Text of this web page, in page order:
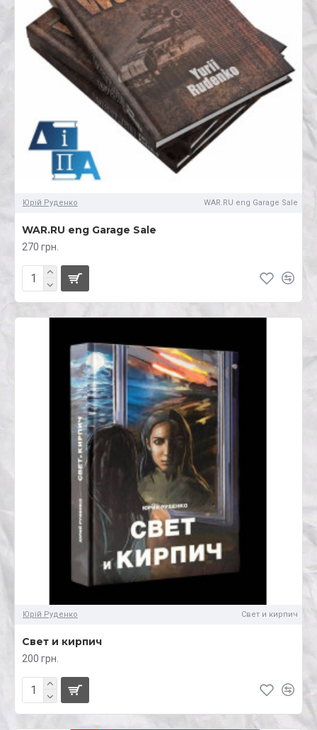
Юрій Руденко WAR.RU eng Garage Sale
WAR.RU eng Garage Sale
270 грн.
Юрій Руденко Свет и кирпич
Свет и кирпич
200 грн.